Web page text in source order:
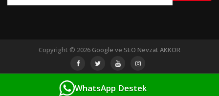
Copyright © 2026 Google ve SEO Nevzat AKKOR
WhatsApp Destek